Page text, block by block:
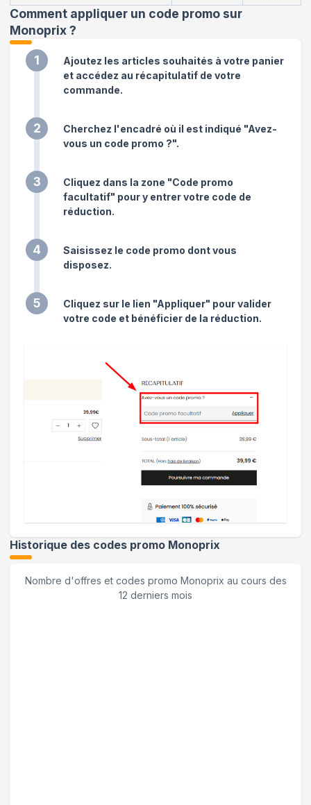
Comment appliquer un code promo sur
Monoprix?
1
Ajoutez les articles souhaités à votre panier
et accédez au récapitulatif de votre
commande.
2
Cherchez l'encadré où il est indiqué "Avez-
vous un code promo ?".
3
Cliquez dans la zone "Code promo
facultatif" pour y entrer votre code de
réduction.
4
Saisissez le code promo dont vous
disposez.
5
Cliquez sur le lien "Appliquer" pour valider
votre code et bénéficier de la réduction.
Historique des codes promo Monoprix
Nombre d'offres et codes promo Monoprix au cours des
12 derniers mois